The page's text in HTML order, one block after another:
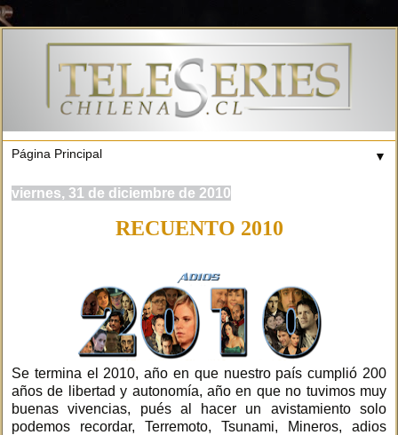
▼
viernes, 31 de diciembre de 2010
RECUENTO 2010
Se termina el 2010, año en que nuestro país cumplió 200
años de libertad y autonomía, año en que no tuvimos muy
buenas vivencias, pués al hacer un avistamiento solo
podemos recordar, Terremoto, Tsunami, Mineros, adios